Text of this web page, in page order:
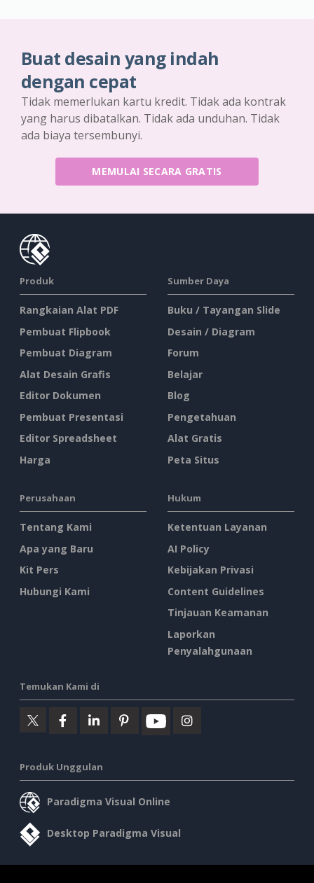
Buat desain yang indah
dengan cepat
Tidak memerlukan kartu kredit. Tidak ada kontrak
yang harus dibatalkan. Tidak ada unduhan. Tidak
ada biaya tersembunyi.
MEMULAI SECARA GRATIS
Produk
Rangkaian Alat PDF
Pembuat Flipbook
Pembuat Diagram
Alat Desain Grafis
Editor Dokumen
Pembuat Presentasi
Editor Spreadsheet
Harga
Sumber Daya
Buku / Tayangan Slide
Desain / Diagram
Forum
Belajar
Blog
Pengetahuan
Alat Gratis
Peta Situs
Perusahaan
Tentang Kami
Apa yang Baru
Kit Pers
Hubungi Kami
Hukum
Ketentuan Layanan
AI Policy
Kebijakan Privasi
Content Guidelines
Tinjauan Keamanan
Laporkan
Penyalahgunaan
Temukan Kami di
Produk Unggulan
Paradigma Visual Online
Desktop Paradigma Visual